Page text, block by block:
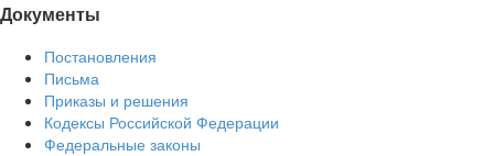
Документы
Постановления
Письма
Приказы и решения
Кодексы Российской Федерации
Федеральные законы